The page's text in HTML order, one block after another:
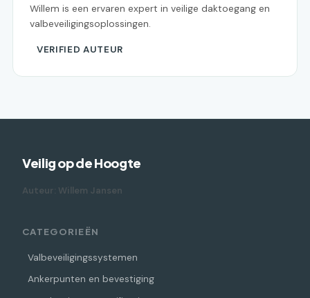
Willem is een ervaren expert in veilige daktoegang en
valbeveiligingsoplossingen.
VERIFIED AUTEUR
Veilig op de Hoogte
Auteur: Willem Jansen
CATEGORIEËN
Valbeveiligingssystemen
Ankerpunten en bevestiging